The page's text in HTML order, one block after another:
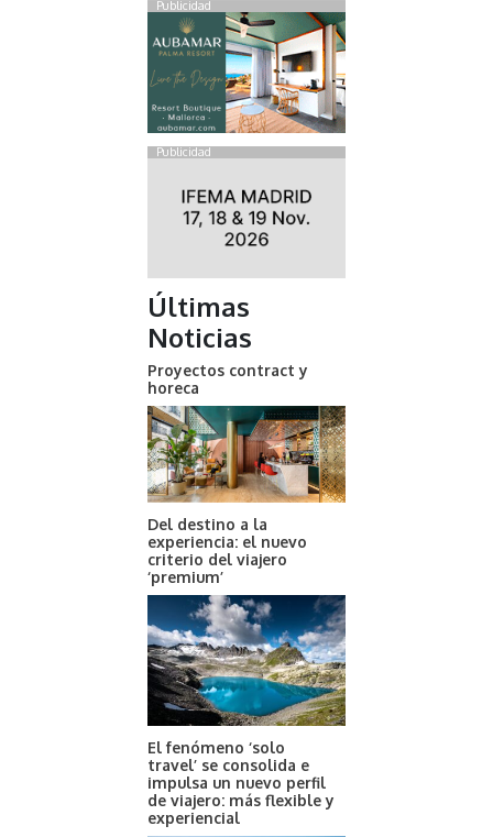
Publicidad
Publicidad
Últimas
Noticias
Proyectos contract y
horeca
Del destino a la
experiencia: el nuevo
criterio del viajero
‘premium’
El fenómeno ‘solo
travel’ se consolida e
impulsa un nuevo perfil
de viajero: más flexible y
experiencial